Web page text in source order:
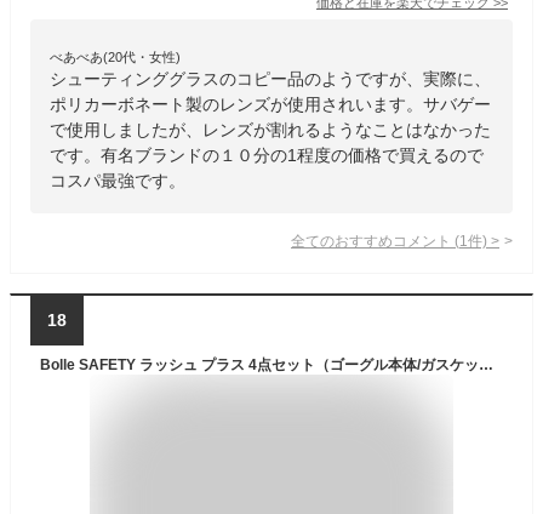
べあべあ(20代・女性)
シューティンググラスのコピー品のようですが、実際に、
ポリカーボネート製のレンズが使用されいます。サバゲー
で使用しましたが、レンズが割れるようなことはなかった
です。有名ブランドの１０分の1程度の価格で買えるので
コスパ最強です。
全てのおすすめコメント (1 件) >
18
Bolle SAFETY ラッシュ プラス 4点セット（ゴーグル本体/ガスケットキット/布ポーチ/ELオリジナルメガネクロス） サバゲー グラス シューティング 保護 メガネ (フレーム：ブラック/ウォルフグレー, レンズ：クリア)